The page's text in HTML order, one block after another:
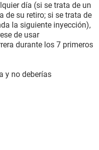
día (si se trata de un
de su retiro; si se trata de
la siguiente inyección),
de usar
durante los 7 primeros
y no deberías